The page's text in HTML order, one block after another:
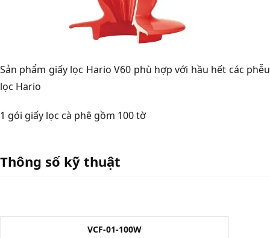
Sản phẩm giấy lọc Hario V60 phù hợp với hầu hết các phễu
lọc Hario
1 gói giấy lọc cà phê gồm 100 tờ
Thông số kỹ thuật
VCF-01-100W